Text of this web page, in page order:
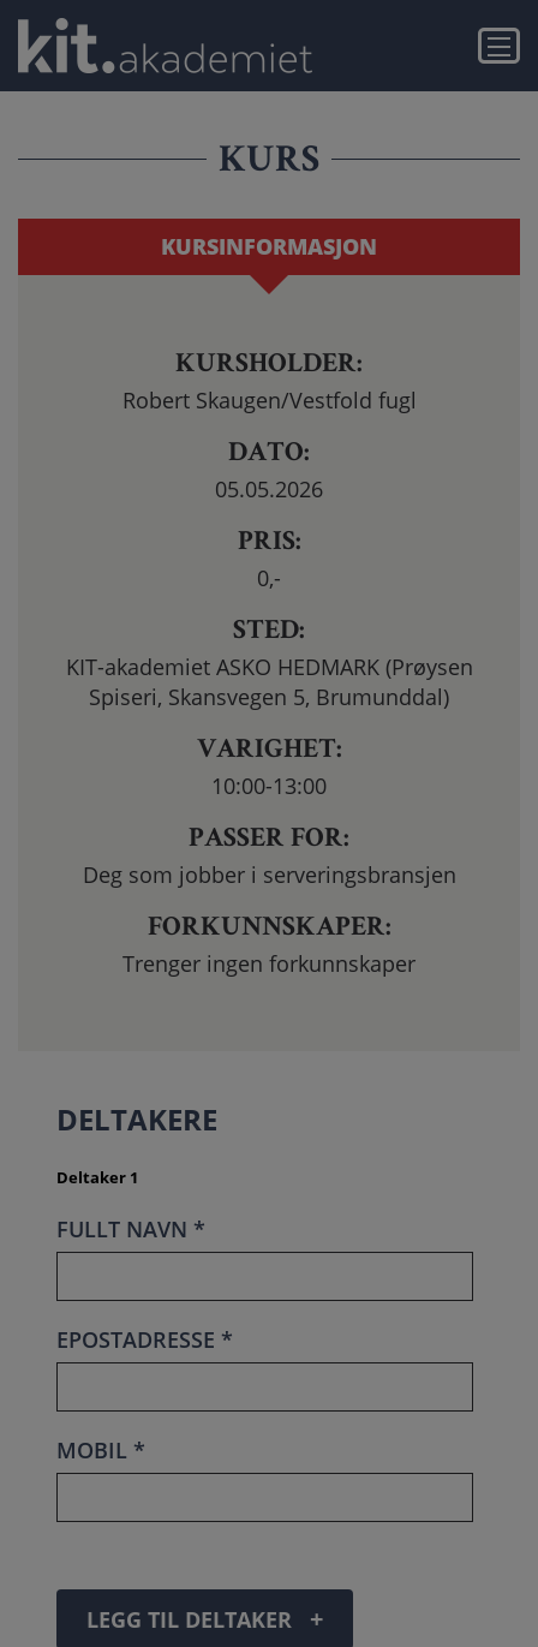
KYLLING
–
FREMTIDENS
hovedinnhold
navigasjon
Meny
KURS
KURSINFORMASJON
KURSHOLDER:
Robert Skaugen/Vestfold fugl
DATO:
05.05.2026
PRIS:
0,-
STED:
KIT-akademiet ASKO HEDMARK (Prøysen
Spiseri, Skansvegen 5, Brumunddal)
VARIGHET:
10:00-13:00
PASSER FOR:
Deg som jobber i serveringsbransjen
FORKUNNSKAPER:
Trenger ingen forkunnskaper
DELTAKERE
Deltaker 1
FULLT NAVN *
EPOSTADRESSE *
MOBIL *
LEGG TIL DELTAKER +